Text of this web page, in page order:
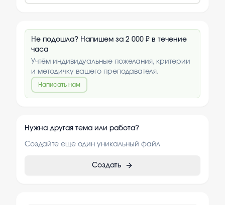
Не подошла? Напишем за 2 000 ₽ в течение
часа
Учтём индивидуальные пожелания, критерии
и методичку вашего преподавателя.
Написать нам
Нужна другая тема или работа?
Создайте еще один уникальный файл
Создать